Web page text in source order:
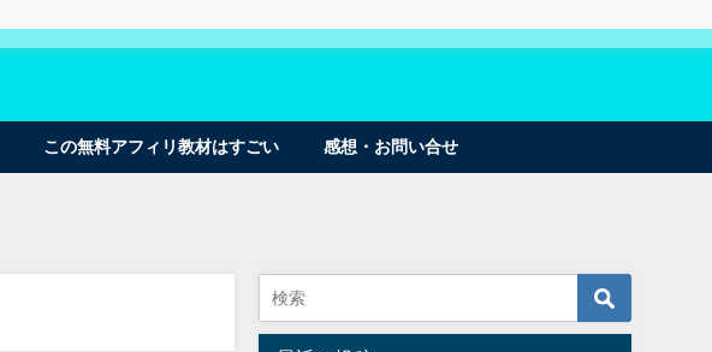
この無料アフィリ教材はすごい 感想・お問い合せ